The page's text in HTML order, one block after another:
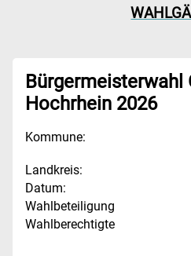
Bürgermeisterwahl
Hochrhein 2026
Kommune:
Landkreis:
Datum:
Wahlbeteiligung
Wahlberechtigte